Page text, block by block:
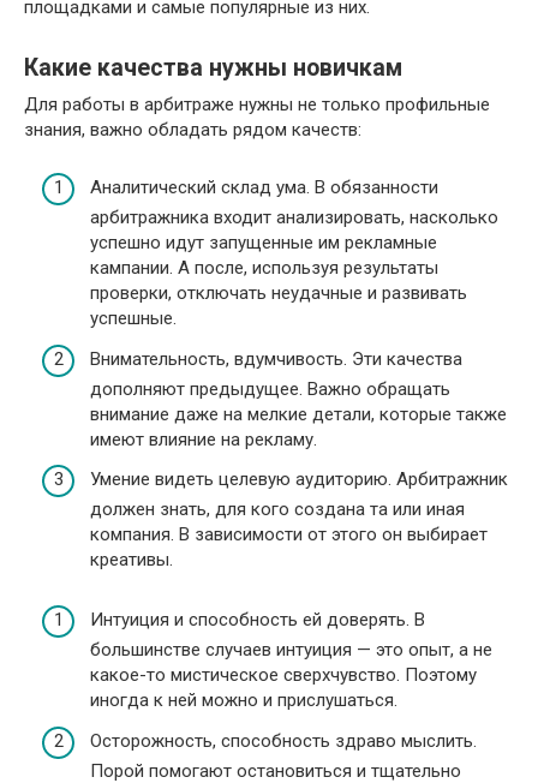
площадками и самые популярные из них.
Какие качества нужны новичкам
Для работы в арбитраже нужны не только профильные
знания, важно обладать рядом качеств:
Аналитический склад ума. В обязанности
арбитражника входит анализировать, насколько
успешно идут запущенные им рекламные
кампании. А после, используя результаты
проверки, отключать неудачные и развивать
успешные.
Внимательность, вдумчивость. Эти качества
дополняют предыдущее. Важно обращать
внимание даже на мелкие детали, которые также
имеют влияние на рекламу.
Умение видеть целевую аудиторию. Арбитражник
должен знать, для кого создана та или иная
компания. В зависимости от этого он выбирает
креативы.
Интуиция и способность ей доверять. В
большинстве случаев интуиция — это опыт, а не
какое-то мистическое сверхчувство. Поэтому
иногда к ней можно и прислушаться.
Осторожность, способность здраво мыслить.
Порой помогают остановиться и тщательно